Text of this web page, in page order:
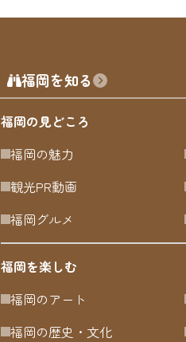
福岡を知る
福岡の見どころ
福岡の魅力
観光PR動画
福岡グルメ
福岡を楽しむ
福岡のアート
福岡の歴史・文化